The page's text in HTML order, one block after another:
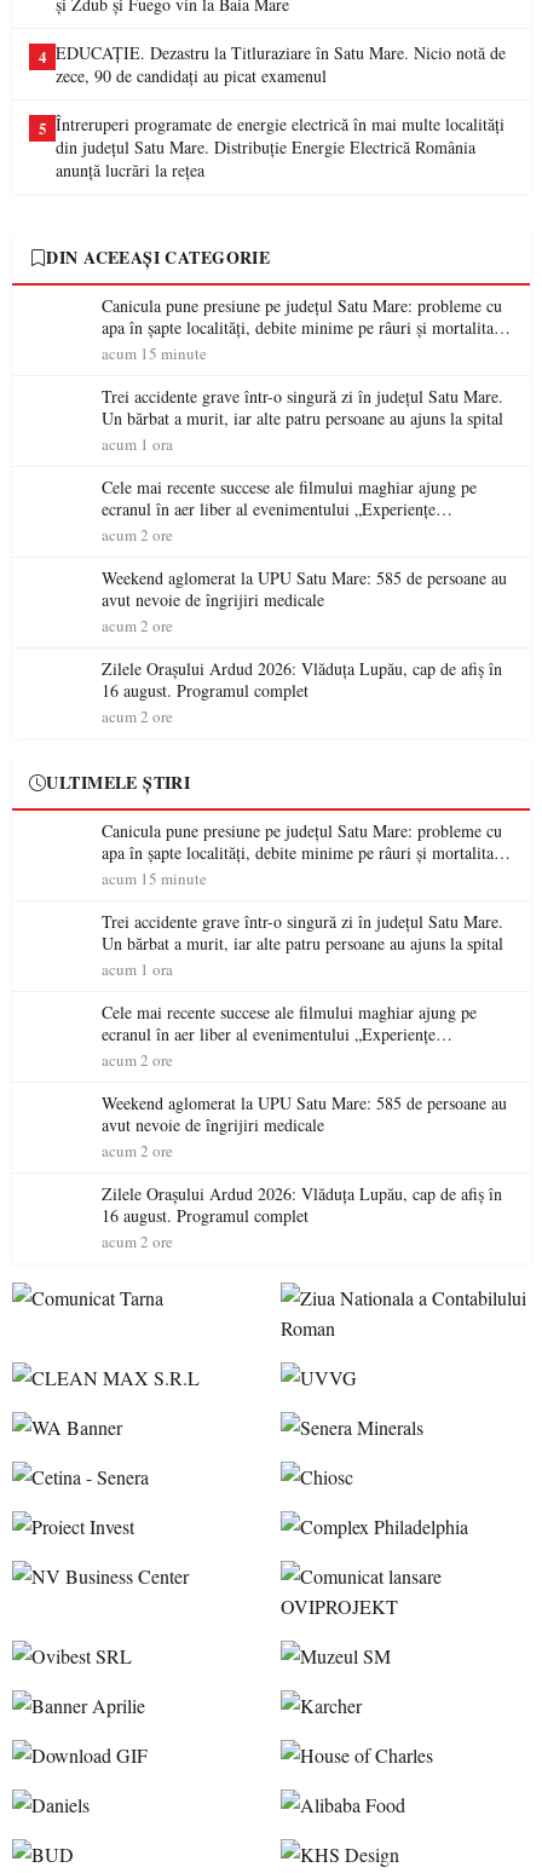
4 EDUCAȚIE. Dezastru la Titluraziare în Satu Mare. Nicio notă de
zece, 90 de candidați au picat examenul
5 Întreruperi programate de energie electrică în mai multe localități
din județul Satu Mare. Distribuție Energie Electrică România
anunță lucrări la rețea
DIN ACEEAȘI CATEGORIE
Canicula pune presiune pe județul Satu Mare: probleme cu
apa în șapte localități, debite minime pe râuri și mortalitate
piscicolă la Lacul Călinești
acum 15 minute
Trei accidente grave într-o singură zi în județul Satu Mare.
Un bărbat a murit, iar alte patru persoane au ajuns la spital
acum 1 ora
Cele mai recente succese ale filmului maghiar ajung pe
ecranul în aer liber al evenimentului „Experiențe
cinematografice Partium”
acum 2 ore
Weekend aglomerat la UPU Satu Mare: 585 de persoane au
avut nevoie de îngrijiri medicale
acum 2 ore
Zilele Orașului Ardud 2026: Vlăduța Lupău, cap de afiș în
16 august. Programul complet
acum 2 ore
ULTIMELE ȘTIRI
Canicula pune presiune pe județul Satu Mare: probleme cu
apa în șapte localități, debite minime pe râuri și mortalitate
piscicolă la Lacul Călinești
acum 15 minute
Trei accidente grave într-o singură zi în județul Satu Mare.
Un bărbat a murit, iar alte patru persoane au ajuns la spital
acum 1 ora
Cele mai recente succese ale filmului maghiar ajung pe
ecranul în aer liber al evenimentului „Experiențe
cinematografice Partium”
acum 2 ore
Weekend aglomerat la UPU Satu Mare: 585 de persoane au
avut nevoie de îngrijiri medicale
acum 2 ore
Zilele Orașului Ardud 2026: Vlăduța Lupău, cap de afiș în
16 august. Programul complet
acum 2 ore